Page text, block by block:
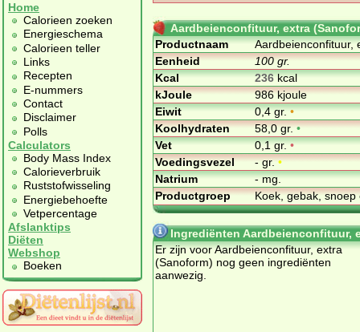
Home
Calorieen zoeken
Energieschema
Calorieen teller
Links
Recepten
E-nummers
Contact
Disclaimer
Polls
Calculators
Body Mass Index
Calorieverbruik
Ruststofwisseling
Energiebehoefte
Vetpercentage
Afslanktips
Diëten
Webshop
Boeken
Aardbeienconfituur, extra
Productnaam
Aardbeienconfituur,
Eenheid
100 gr.
Kcal
236kcal
kJoule
986 kjoule
Eiwit
0,4 gr.•
Koolhydraten
58,0 gr.•
Vet
0,1 gr.•
Voedingsvezel
- gr.•
Natrium
- mg.
Productgroep
Koek, gebak,
Ingrediënten Aardbeienconfituur,
Er zijn voor Aardbeienconfituur, extra
(Sanoform) nog geen ingrediënten
aanwezig.